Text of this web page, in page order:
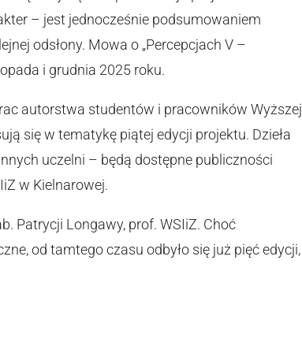
– jest jednocześnie podsumowaniem
odsłony. Mowa o „Percepcjach V –
i grudnia 2025 roku.
autorstwa studentów i pracowników Wyższej
się w tematykę piątej edycji projektu. Dzieła
uczelni – będą dostępne publiczności
w Kielnarowej.
Patrycji Longawy, prof. WSIiZ. Choć
od tamtego czasu odbyło się już pięć edycji,